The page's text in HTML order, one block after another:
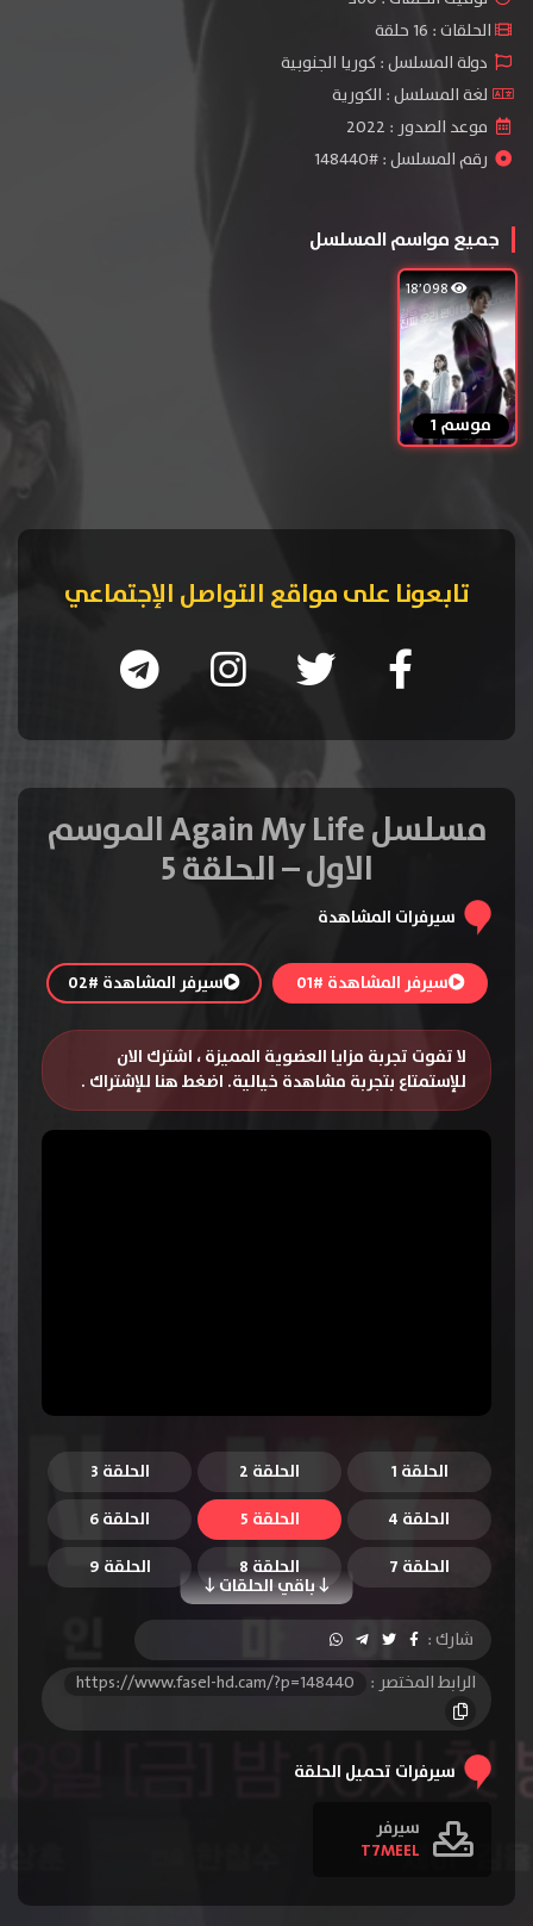
الحلقات : 16 حلقة
دولة المسلسل : كوريا الجنوبية
لغة المسلسل : الكورية
موعد الصدور : 2022
رقم المسلسل : #148440
جميع مواسم المسلسل
18٬098
موسم 1
تابعونا على مواقع التواصل الإجتماعي
مسلسل Again My Life الموسم
الاول – الحلقة 5
سيرفرات المشاهدة
سيرفر المشاهدة #01 سيرفر المشاهدة #02
لا تفوت تجربة مزايا العضوية المميزة ، اشترك الان
للإستمتاع بتجربة مشاهدة خيالية. اضغط هنا للإشتراك .
الحلقة 1 الحلقة 2
الحلقة 3
الحلقة 4
الحلقة 5 الحلقة 6
باقي الحلقات
الحلقة 7 الحلقة 8
الحلقة 9
الحلقة 10
الحلقة 11
الحلقة 12
الحلقة 13
الحلقة 14
الحلقة 15
شارك :
الرابط المختصر :
https://www.fasel-hd.cam/?p=148440
سيرفرات تحميل الحلقة
سيرفر
T7MEEL